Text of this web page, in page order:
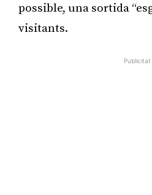
possible, una sortida
visitants.
Publicitat